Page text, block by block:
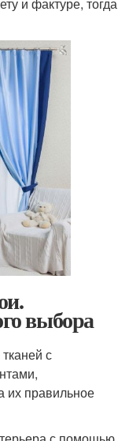
и фактуре, тогда
выбора
с
их правильное